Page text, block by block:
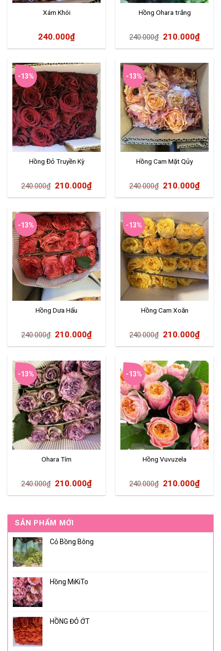
SẢN PHẨM MỚI
Cỏ Bồng Bông
Hồng MiKiTo
HỒNG ĐỎ ỚT
Xám Khói
240.000₫
Hồng Ohara trắng
240.000₫ 210.000₫
-13%
Hồng Đỏ Truyền Kỳ
240.000₫ 210.000₫
-13%
Hồng Cam Mặt Qủy
240.000₫ 210.000₫
-13%
Hồng Dưa Hấu
240.000₫ 210.000₫
-13%
Hồng Cam Xoăn
240.000₫ 210.000₫
-13%
Ohara Tím
240.000₫ 210.000₫
-13%
Hồng Vuvuzela
240.000₫ 210.000₫